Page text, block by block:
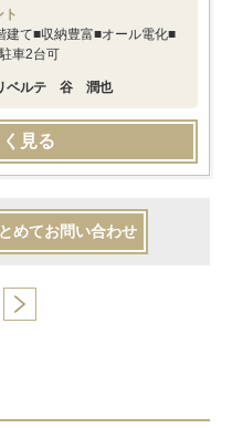
ト
建て■収納豊富■オール電化■
車2台可
ベルテ 谷 潤也
見る
めてお問い合わせ